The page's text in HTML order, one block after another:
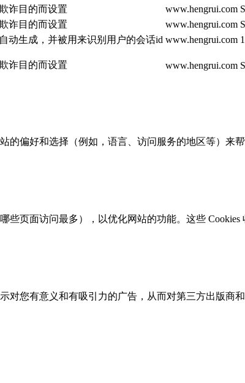
诈目的而设置 www.hengrui.com
诈目的而设置 www.hengrui.com
动生成，并被用来识别用户的会话id www.hengrui.com
诈目的而设置 www.hengrui.com
的偏好和选择（例如，语言、访问服务的地区等）来
些页面访问最多），以优化网站的功能。这些
对您有意义和有吸引力的广告，从而对第三方出版商